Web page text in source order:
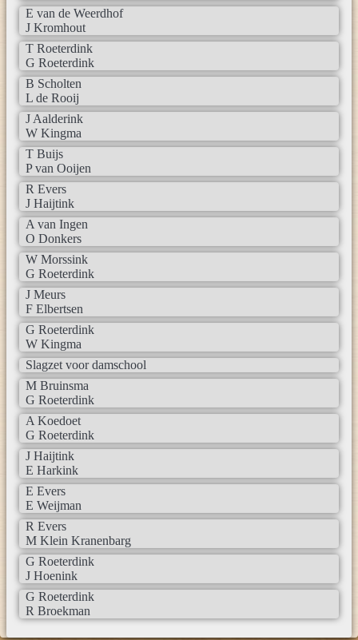
E van de Weerdhof
J Kromhout
T Roeterdink
G Roeterdink
B Scholten
L de Rooij
J Aalderink
W Kingma
T Buijs
P van Ooijen
R Evers
J Haijtink
A van Ingen
O Donkers
W Morssink
G Roeterdink
J Meurs
F Elbertsen
G Roeterdink
W Kingma
Slagzet voor damschool
M Bruinsma
G Roeterdink
A Koedoet
G Roeterdink
J Haijtink
E Harkink
E Evers
E Weijman
R Evers
M Klein Kranenbarg
G Roeterdink
J Hoenink
G Roeterdink
R Broekman